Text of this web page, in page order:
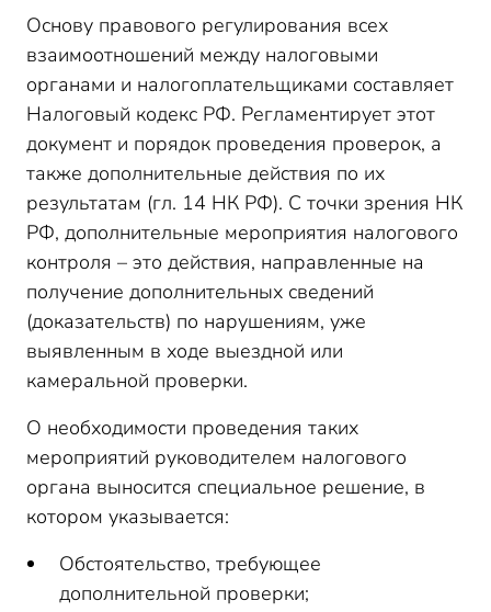
Основу правового регулирования всех
взаимоотношений между налоговыми
органами и налогоплательщиками составляет
Налоговый кодекс РФ. Регламентирует этот
документ и порядок проведения проверок, а
также дополнительные действия по их
результатам (гл. 14 НК РФ). С точки зрения НК
РФ, дополнительные мероприятия налогового
контроля – это действия, направленные на
получение дополнительных сведений
(доказательств) по нарушениям, уже
выявленным в ходе выездной или
камеральной проверки.
О необходимости проведения таких
мероприятий руководителем налогового
органа выносится специальное решение, в
котором указывается:
Обстоятельство, требующее
дополнительной проверки;